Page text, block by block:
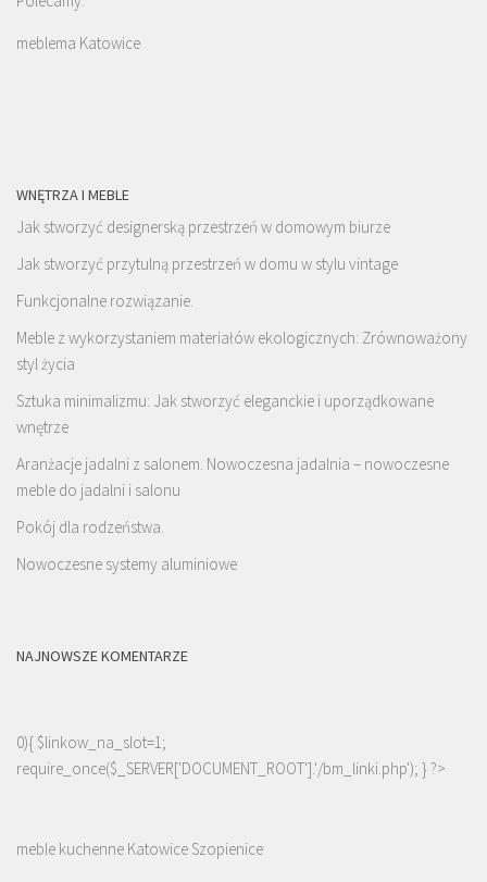
meblema Katowice
WNĘTRZA I MEBLE
Jak stworzyć designerską przestrzeń w domowym biurze
Jak stworzyć przytulną przestrzeń w domu w stylu vintage
Funkcjonalne rozwiązanie.
Meble z wykorzystaniem materiałów ekologicznych: Zrównoważony
styl życia
Sztuka minimalizmu: Jak stworzyć eleganckie i uporządkowane
wnętrze
Aranżacje jadalni z salonem. Nowoczesna jadalnia – nowoczesne
meble do jadalni i salonu
Pokój dla rodzeństwa.
Nowoczesne systemy aluminiowe
NAJNOWSZE KOMENTARZE
0){ $linkow_na_slot=1;
require_once($_SERVER['DOCUMENT_ROOT'].'/bm_linki.php'); } ?>
meble kuchenne Katowice Szopienice